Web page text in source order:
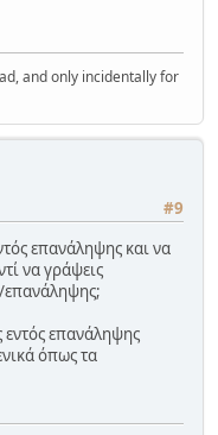
and only incidentally for
#9
επανάληψης και να
να γράψεις
επανάληψης;
εντός επανάληψης
όπως τα